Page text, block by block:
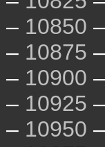
– 10850
– 10875
– 10900
– 10925
– 10950